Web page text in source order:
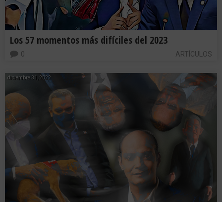
Los 57 momentos más difíciles del 2023
ARTÍCULOS
0
diciembre 31, 2022